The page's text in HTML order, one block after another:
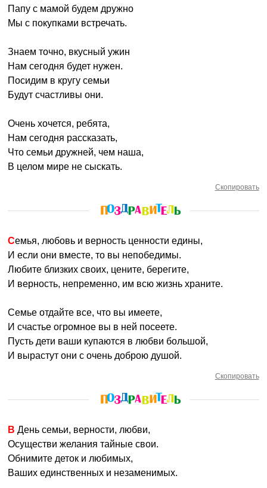
Папу с мамой будем дружно
Мы с покупками встречать.
Знаем точно, вкусный ужин
Нам сегодня будет нужен.
Посидим в кругу семьи
Будут счастливы они.
Очень хочется, ребята,
Нам сегодня рассказать,
Что семьи дружней, чем наша,
В целом мире не сыскать.
Скопировать
Семья, любовь и верность ценности едины,
И если они вместе, то вы непобедимы.
Любите близких своих, цените, берегите,
И верность, непременно, им всю жизнь храните.
Семье отдайте все, что вы имеете,
И счастье огромное вы в ней посеете.
Пусть дети ваши купаются в любви большой,
И вырастут они с очень доброю душой.
Скопировать
В День семьи, верности, любви,
Осуществи желания тайные свои.
Обнимите деток и любимых,
Ваших единственных и незаменимых.